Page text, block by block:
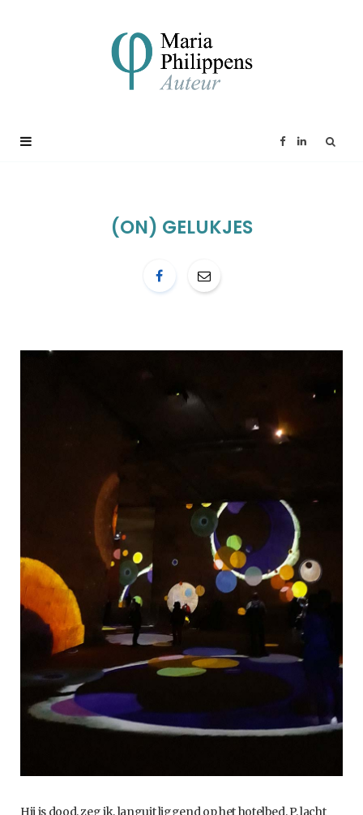
F L
(ON) GELUKJES
Hij is dood, zeg ik, languit liggend op het hotelbed. P. lacht